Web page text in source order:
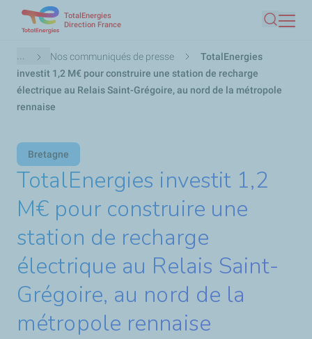
contenu
principal
TotalEnergies
Direction France
Fil
d'Ariane
... Nos communiqués de presse
TotalEnergies
investit 1,2 M€ pour construire une station de recharge
électrique au Relais Saint-Grégoire, au nord de la métropole
rennaise
Bretagne
TotalEnergies investit 1,2
M€ pour construire une
station de recharge
électrique au Relais Saint-
Grégoire, au nord de la
métropole rennaise